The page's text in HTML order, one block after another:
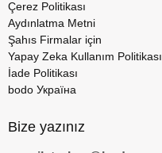
Çerez Politikası
Aydınlatma Metni
Şahıs Firmalar için
Yapay Zeka Kullanım Politikası
İade Politikası
bodo Україна
Bize yazınız